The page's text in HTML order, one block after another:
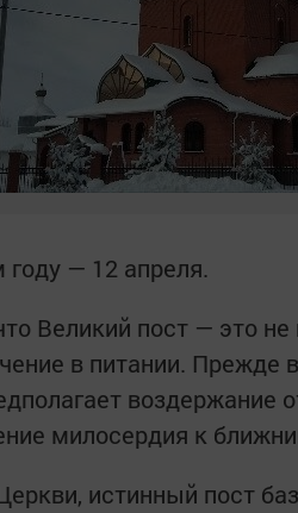
— 12 апреля.
Великий пост — это не
в питании. Прежде
воздержание
милосердия к
истинный пост